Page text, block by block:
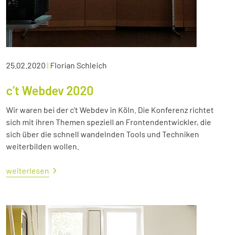
25.02.2020 | Florian Schleich
c’t Webdev 2020
Wir waren bei der c’t Webdev in Köln. Die Konferenz richtet
sich mit ihren Themen speziell an Frontendentwickler, die
sich über die schnell wandelnden Tools und Techniken
weiterbilden wollen.
weiterlesen